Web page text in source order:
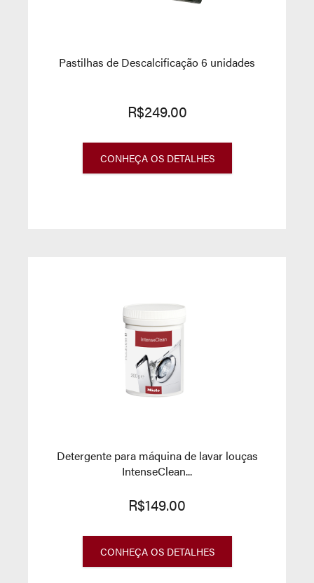
Pastilhas de Descalcificação 6 unidades
R$249.00
CONHEÇA OS DETALHES
Detergente para máquina de lavar louças
IntenseClean...
R$149.00
CONHEÇA OS DETALHES